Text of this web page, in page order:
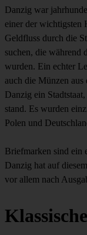
Danzig war
einer der wichtigsten
Geldfluss durch die
suchen, die während
wurden. Ein echter
auch die Münzen
Danzig ein
stand. Es wurden
Polen und
Briefmarken sind ein
Danzig hat auf
vor allem nach